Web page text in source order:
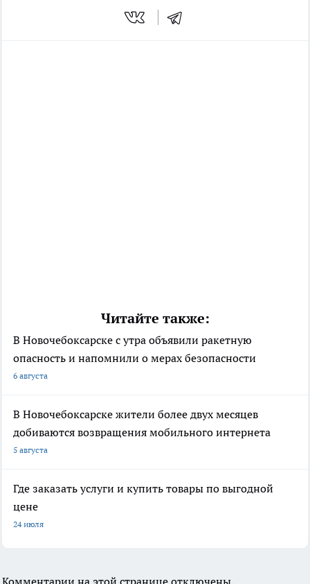
Читайте также:
В Новочебоксарске с утра объявили ракетную
опасность и напомнили о мерах безопасности
6 августа
В Новочебоксарске жители более двух месяцев
добиваются возвращения мобильного интернета
5 августа
Где заказать услуги и купить товары по выгодной
цене
24 июля
Комментарии на этой странице отключены.